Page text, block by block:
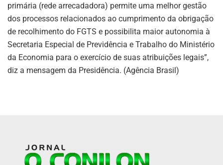
primária (rede arrecadadora) permite uma melhor gestão
dos processos relacionados ao cumprimento da obrigação
de recolhimento do FGTS e possibilita maior autonomia à
Secretaria Especial de Previdência e Trabalho do Ministério
da Economia para o exercício de suas atribuições legais”,
diz a mensagem da Presidência. (Agência Brasil)